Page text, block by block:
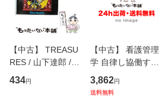
【中古】 TREASU
RES / 山下達郎 /
イーストウエス
ト・ジャパン [CD]
434円
【中古】 看護管理
学 自律し協働する
専門職の看護マネ
ジメントスキル 改
3,862円
送料無料